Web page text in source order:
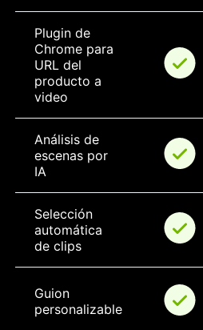
Plugin de
Chrome para
URL del
producto a
video
Análisis de
escenas por
IA
Selección
automática
de clips
Guion
personalizable